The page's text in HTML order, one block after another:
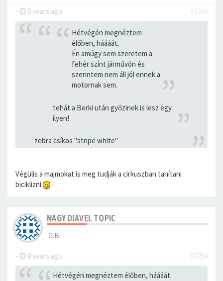
- 9 years ago #9260
Hétvégén megnéztem
élőben, háááát.
Én amúgy sem szeretem a
fehér színt járművön és
szerintem nem áll jól ennek a
motornak sem.
tehát a Berki után győzinek is lesz egy
ilyen!
zebra csíkos "stripe white"
Végülis a majmokat is meg tudják a cirkuszban tanítani
biciklizni
NAGY DIAVEL TOPIC
G.B.
- 9 years ago #9259
Hétvégén megnéztem élőben, háááát.